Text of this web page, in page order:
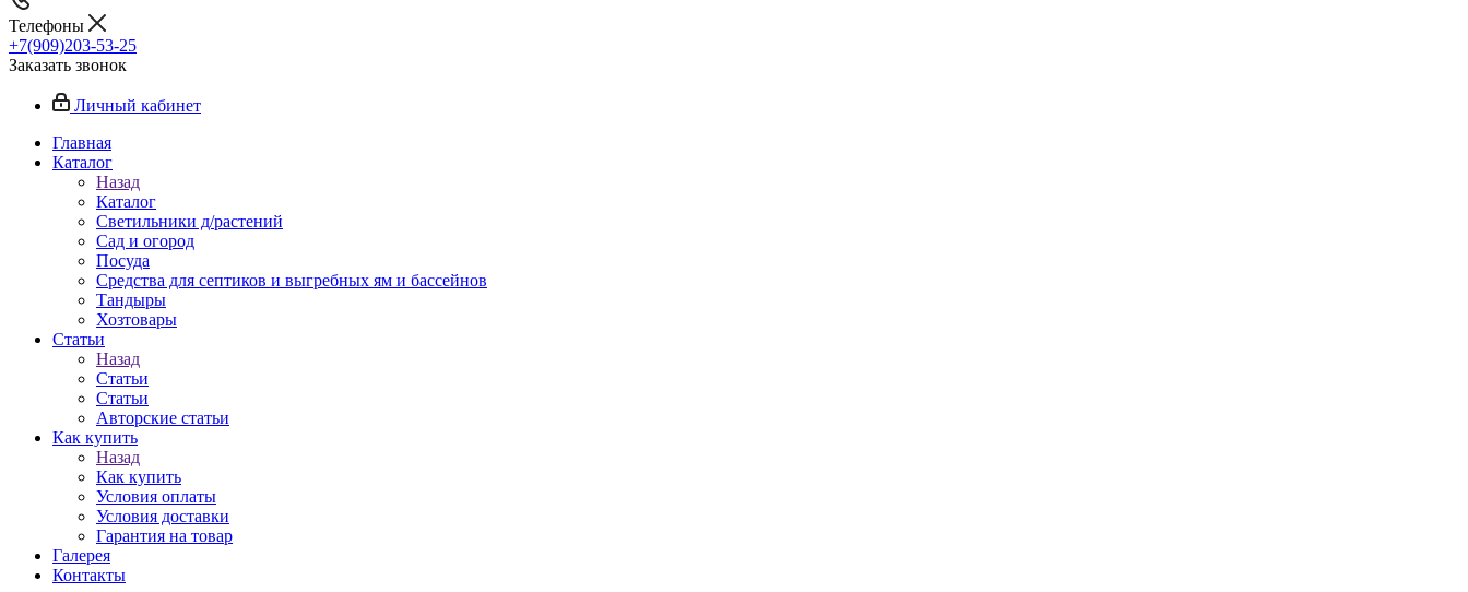
Телефоны
+7(909)203-53-25
Заказать звонок
Личный кабинет
Главная
Каталог
Назад
Каталог
Светильники д/растений
Сад и огород
Посуда
Средства для септиков и выгребных ям и бассейнов
Тандыры
Хозтовары
Статьи
Назад
Статьи
Статьи
Авторские статьи
Как купить
Назад
Как купить
Условия оплаты
Условия доставки
Гарантия на товар
Галерея
Контакты